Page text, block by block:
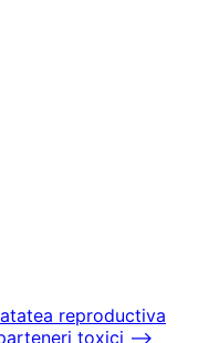
reproductiva
toxici ⟶